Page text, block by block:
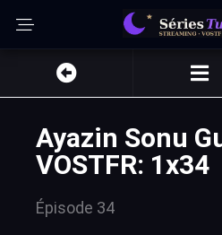
Ayazin Sonu
VOSTFR: 1x34
Épisode 34